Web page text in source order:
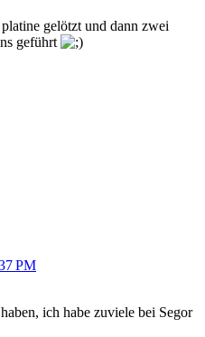
gelötzt und dann zwei
geführt
PM
ich habe zuviele bei Segor